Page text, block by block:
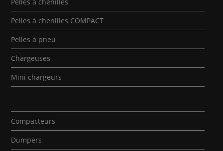
Pelles à chenilles COMPACT
Pelles à pneu
Chargeuses
Mini chargeurs
Compacteurs
Dumpers